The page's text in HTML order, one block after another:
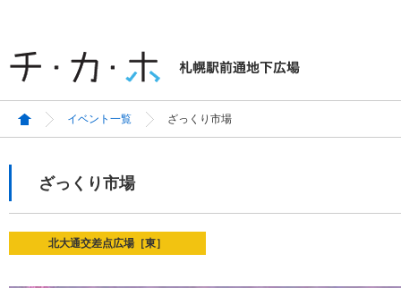
イベント一覧 ざっくり市場
ざっくり市場
北大通交差点広場［東］